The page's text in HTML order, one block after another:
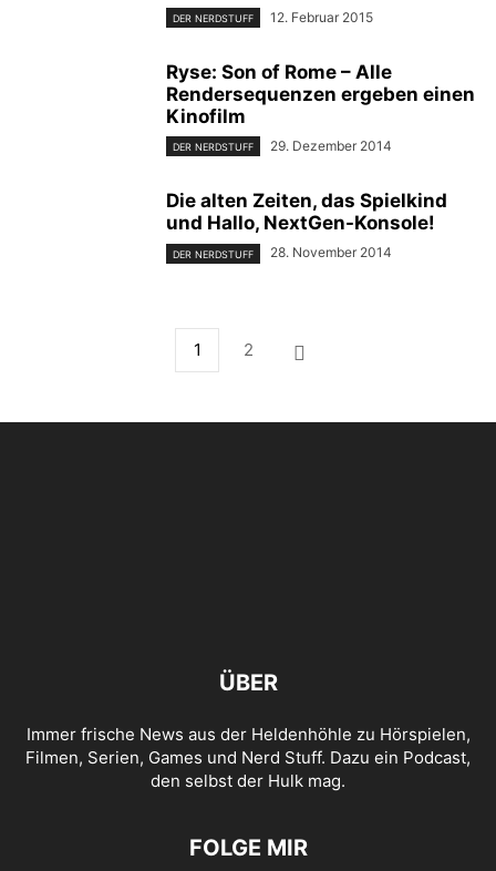
DER NERDSTUFF 12. Februar 2015
Ryse: Son of Rome – Alle
Rendersequenzen ergeben einen
Kinofilm
DER NERDSTUFF 29. Dezember 2014
Die alten Zeiten, das Spielkind
und Hallo, NextGen-Konsole!
DER NERDSTUFF 28. November 2014
1 2
ÜBER
Immer frische News aus der Heldenhöhle zu Hörspielen,
Filmen, Serien, Games und Nerd Stuff. Dazu ein Podcast,
den selbst der Hulk mag.
FOLGE MIR